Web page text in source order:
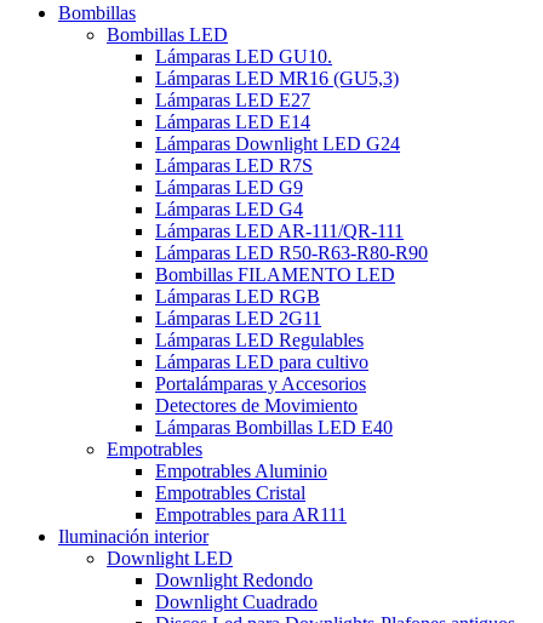
Bombillas
Bombillas LED
Lámparas LED GU10.
Lámparas LED MR16 (GU5,3)
Lámparas LED E27
Lámparas LED E14
Lámparas Downlight LED G24
Lámparas LED R7S
Lámparas LED G9
Lámparas LED G4
Lámparas LED AR-111/QR-111
Lámparas LED R50-R63-R80-R90
Bombillas FILAMENTO LED
Lámparas LED RGB
Lámparas LED 2G11
Lámparas LED Regulables
Lámparas LED para cultivo
Portalámparas y Accesorios
Detectores de Movimiento
Lámparas Bombillas LED E40
Empotrables
Empotrables Aluminio
Empotrables Cristal
Empotrables para AR111
Iluminación interior
Downlight LED
Downlight Redondo
Downlight Cuadrado